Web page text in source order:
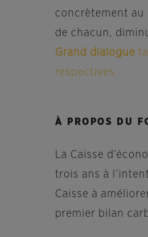
concrètement au
de chacun,
Grand dialogue
respectives.
À PROPOS DU
La Caisse
trois ans à
Caisse à
premier bilan